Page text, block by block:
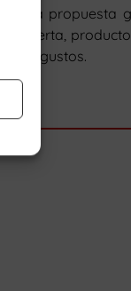
Una propuesta
abierta,
los gustos.